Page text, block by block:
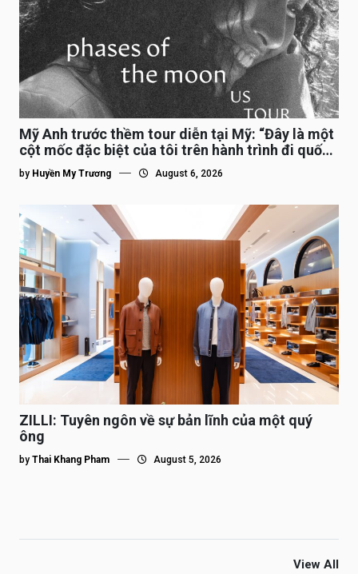
Mỹ Anh trước thềm tour diễn tại Mỹ: “Đây là một
cột mốc đặc biệt của tôi trên hành trình đi quốc
tế”
by Huyền My Trương August 6, 2026
ZILLI: Tuyên ngôn về sự bản lĩnh của một quý
ông
by Thai Khang Pham August 5, 2026
View All